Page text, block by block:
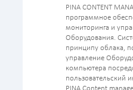
PINA CONTENT
программное
мониторинга и
Оборудования.
принципу облака,
управление
компьютера
пользовательский